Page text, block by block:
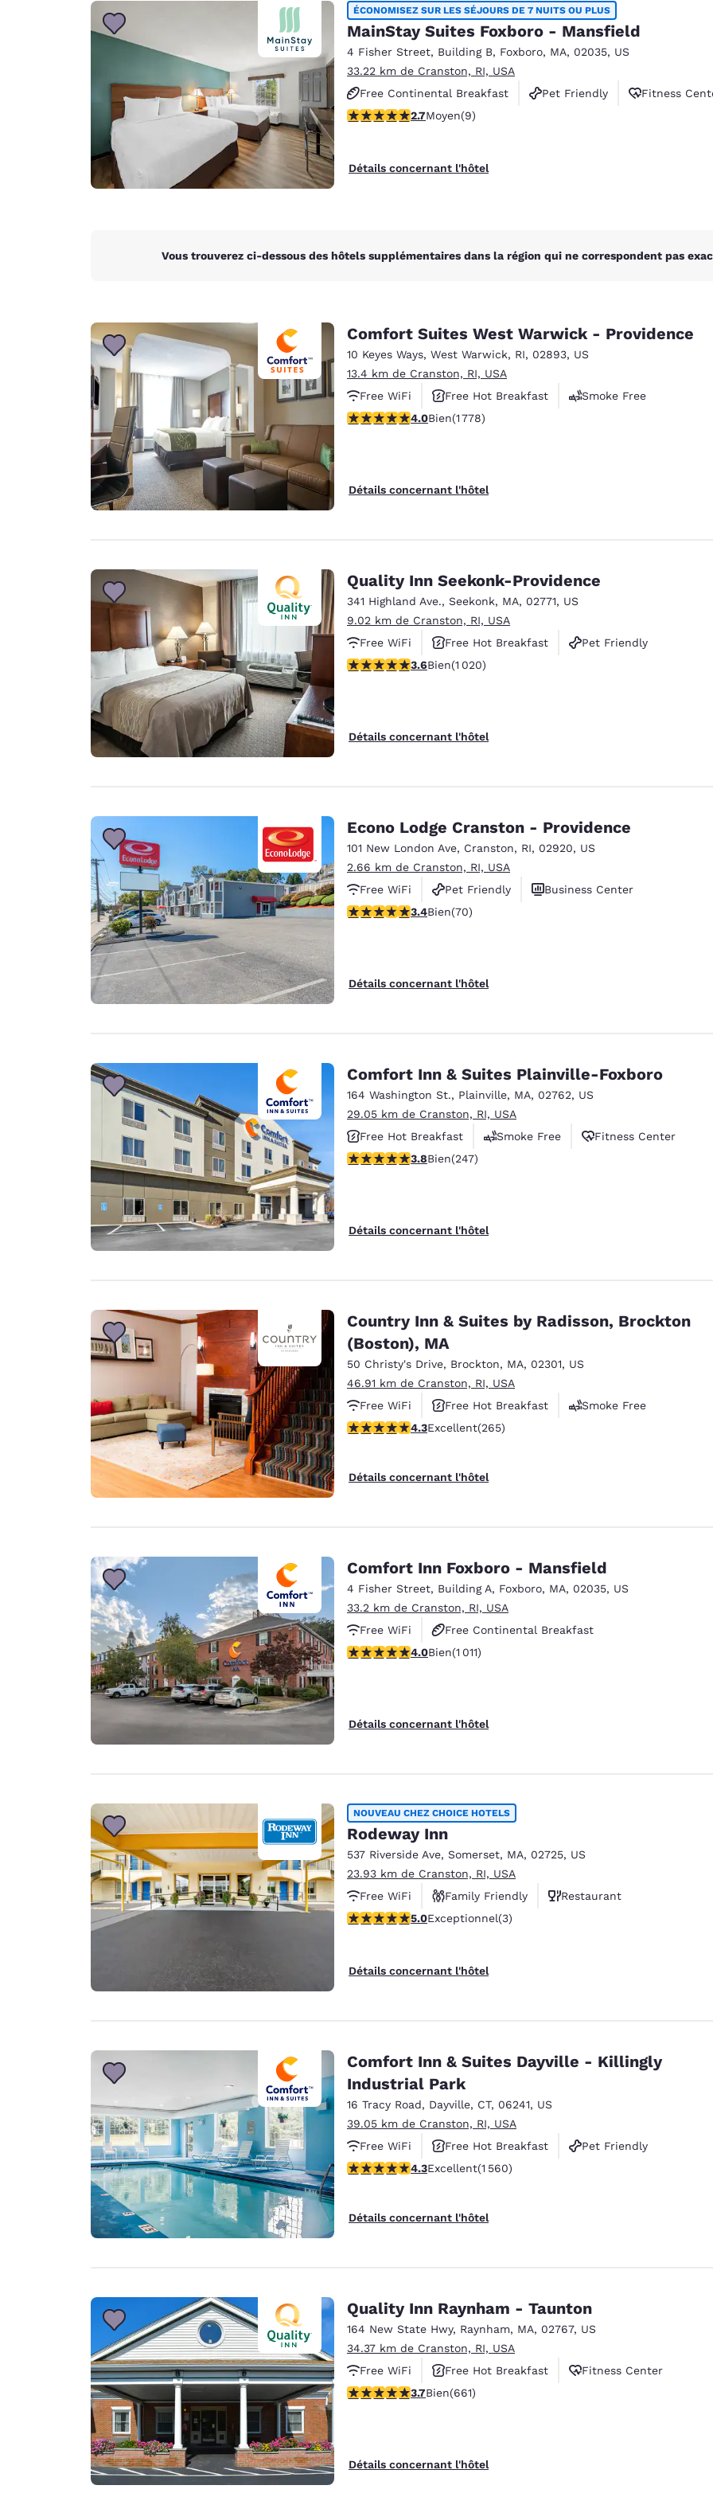
Español
Europe
Deutschland Germany
English Español
Spain
English
Ireland
ÉCONOMISEZ SUR LES SÉJOURS DE 7 NUITS OU PLUS
MainStay Suites Foxboro - Mansfield
4 Fisher Street, Building B, Foxboro, MA, 02035, US
33.22 km de Cranston, RI, USA
Free Continental Breakfast
Pet Friendly
Fitness
2.67 étoiles. Moyen. 9 commentaires
2.7Moyen(9)
Détails concernant l'hôtel
Vous trouverez ci-dessous des hôtels supplémentaires dans la région qui ne correspondent pas
Comfort Suites West Warwick - Providence
10 Keyes Ways, West Warwick, RI, 02893, US
13.4 km de Cranston, RI, USA
Free WiFi
Free Hot Breakfast
Smoke Free
3.97 étoiles. Bien. 1778 commentaires
4.0Bien(1 778)
Détails concernant l'hôtel
Quality Inn Seekonk-Providence
341 Highland Ave., Seekonk, MA, 02771, US
9.02 km de Cranston, RI, USA
Free WiFi
Free Hot Breakfast
Pet Friendly
3.56 étoiles. Bien. 1020 commentaires
3.6Bien(1 020)
Détails concernant l'hôtel
Econo Lodge Cranston - Providence
101 New London Ave, Cranston, RI, 02920, US
2.66 km de Cranston, RI, USA
Free WiFi
Pet Friendly
Business Center
3.39 étoiles. Bien. 70 commentaires
3.4Bien(70)
Détails concernant l'hôtel
Comfort Inn & Suites Plainville-Foxboro
164 Washington St., Plainville, MA, 02762, US
29.05 km de Cranston, RI, USA
Free Hot Breakfast
Smoke Free
Fitness Center
3.81 étoiles. Bien. 247 commentaires
3.8Bien(247)
Détails concernant l'hôtel
Country Inn & Suites by Radisson, Brockton
(Boston), MA
50 Christy's Drive, Brockton, MA, 02301, US
46.91 km de Cranston, RI, USA
Free WiFi
Free Hot Breakfast
Smoke Free
4.29 étoiles. Excellent. 265 commentaires
4.3Excellent(265)
Détails concernant l'hôtel
Comfort Inn Foxboro - Mansfield
4 Fisher Street, Building A, Foxboro, MA, 02035, US
33.2 km de Cranston, RI, USA
Free WiFi
Free Continental Breakfast
Free Hot Breakfast
3.99 étoiles. Bien. 1011 commentaires
4.0Bien(1 011)
Détails concernant l'hôtel
NOUVEAU CHEZ CHOICE HOTELS
Rodeway Inn
537 Riverside Ave, Somerset, MA, 02725, US
23.93 km de Cranston, RI, USA
Free WiFi
Family Friendly
Restaurant
5 étoiles. Exceptionnel. 3 commentaires
5.0Exceptionnel(3)
Détails concernant l'hôtel
Comfort Inn & Suites Dayville - Killingly
Industrial Park
16 Tracy Road, Dayville, CT, 06241, US
39.05 km de Cranston, RI, USA
Free WiFi
Free Hot Breakfast
Pet Friendly
4.27 étoiles. Excellent. 1560 commentaires
4.3Excellent(1 560)
Détails concernant l'hôtel
Quality Inn Raynham - Taunton
164 New State Hwy, Raynham, MA, 02767, US
34.37 km de Cranston, RI, USA
Free WiFi
Free Hot Breakfast
Fitness Center
3.66 étoiles. Bien. 661 commentaires
3.7Bien(661)
Détails concernant l'hôtel